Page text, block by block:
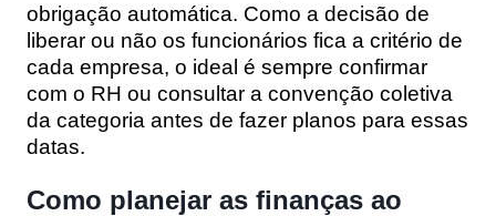
obrigação automática. Como a decisão de
liberar ou não os funcionários fica a critério de
cada empresa, o ideal é sempre confirmar
com o RH ou consultar a convenção coletiva
da categoria antes de fazer planos para essas
datas.
Como planejar as finanças ao